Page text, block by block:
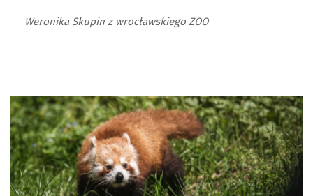
Weronika Skupin z wrocławskiego ZOO